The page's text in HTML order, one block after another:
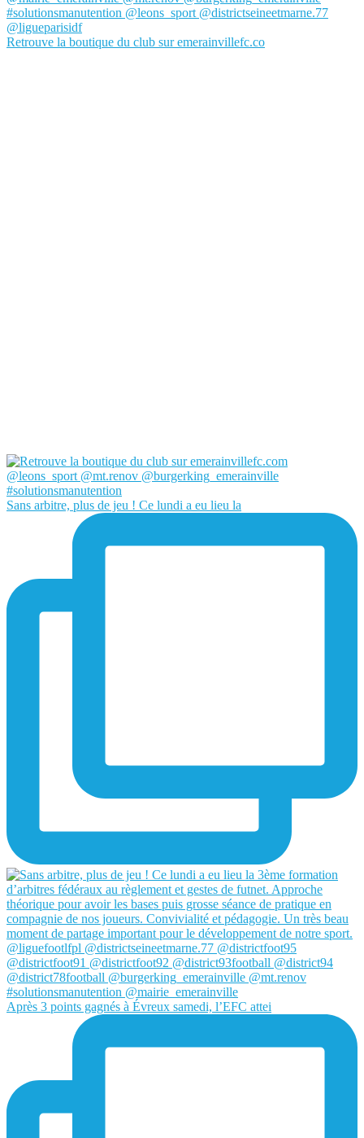
Retrouve la boutique du club sur emerainvillefc.co
Sans arbitre, plus de jeu ! Ce lundi a eu lieu la
Après 3 points gagnés à Évreux samedi, l’EFC attei